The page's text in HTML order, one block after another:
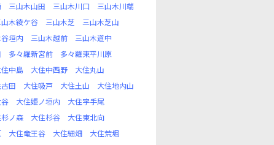
三山木山田 三山木川口
三山木川端
山木綾ケ谷 三山木芝
三山木芝山
垣内 三山木越前
三山木道中
多々羅新宮前
多々羅東平川原
住中島 大住中西野
大住丸山
田 大住吸戸 大住土山
大住地内山
大住姫ノ垣内
大住宇手尾
ノ森 大住杉谷
大住東北向
大住竜王谷 大住細畑
大住荒堀